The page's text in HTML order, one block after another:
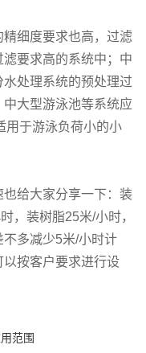
细度要求也高，过滤
要求高的系统中；中
处理系统的预处理过
大型游泳池等系统应
用于游泳负荷小的小
也给大家分享一下：装
，装树脂25米/小时，
多减少5米/小时计
按客户要求进行设
范围